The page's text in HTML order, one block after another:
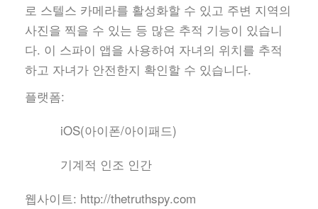
로 스텔스 카메라를 활성화할 수 있고 주변 지역의
사진을 찍을 수 있는 등 많은 추적 기능이 있습니
다. 이 스파이 앱을 사용하여 자녀의 위치를 추적
하고 자녀가 안전한지 확인할 수 있습니다.
플랫폼:
iOS(아이폰/아이패드)
기계적 인조 인간
웹사이트: http://thetruthspy.com